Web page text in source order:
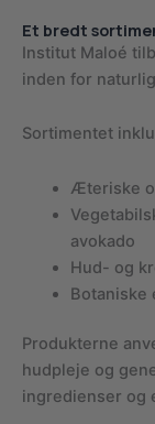
Et bredt
Institut Maloé
inden for
Sortimentet
Æteriske
avokado
Hud- og
Botaniske
Produkterne
hudpleje og
ingredienser og